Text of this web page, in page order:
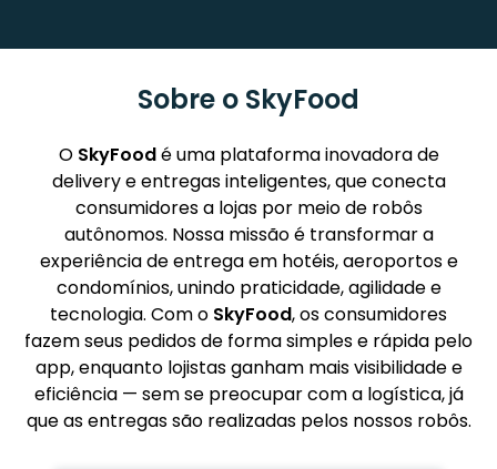
Sobre o SkyFood
O SkyFoodé uma plataforma inovadora de
delivery e entregas inteligentes, que conecta
consumidores a lojas por meio de robôs
autônomos. Nossa missão é transformar a
experiência de entrega em hotéis, aeroportos e
condomínios, unindo praticidade, agilidade e
tecnologia. Com o SkyFood, os consumidores
fazem seus pedidos de forma simples e rápida pelo
app, enquanto lojistas ganham mais visibilidade e
eficiência — sem se preocupar com a logística, já
que as entregas são realizadas pelos nossos robôs.